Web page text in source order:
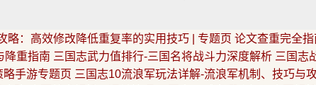
略：高效修改降低重复率的实用技巧 | 专题页 论文查重完全
降重指南 三国志武力值排行-三国名将战斗力深度解析 三国志
手游专题页 三国志10流浪军玩法详解-流浪军机制、技巧与